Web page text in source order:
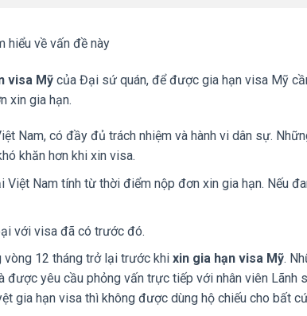
hiểu về vấn đề này
visa Mỹ của Đại sứ quán, để được gia hạn visa Mỹ
xin gia hạn.
Nam, có đầy đủ trách nhiệm và hành vi dân sự.
khăn hơn khi xin visa.
Việt Nam tính từ thời điểm nộp đơn xin gia hạn. Nếu
với visa đã có trước đó.
vòng 12 tháng trở lại trước khi xin gia hạn visa Mỹ.
được yêu cầu phỏng vấn trực tiếp với nhân viên Lãnh
gia hạn visa thì không được dùng hộ chiếu cho bất